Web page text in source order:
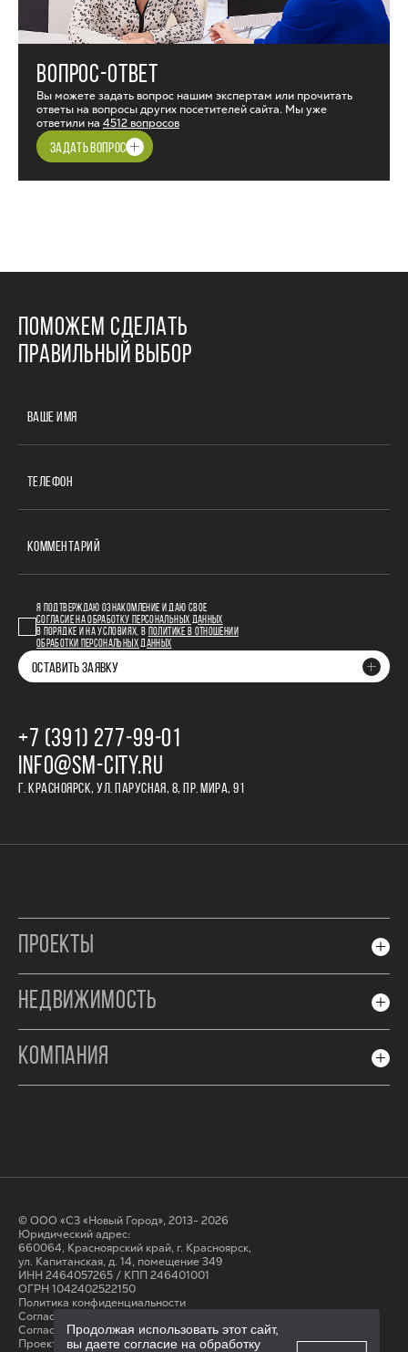
ВОПРОС-ОТВЕТ
Вы можете задать вопрос нашим экспертам или прочитать
ответы на вопросы других посетителей сайта. Мы уже
ответили на 4512 вопросов
ЗАДАТЬ ВОПРОС
ПОМОЖЕМ СДЕЛАТЬ
ПРАВИЛЬНЫЙ ВЫБОР
ВАШЕ ИМЯ
ТЕЛЕФОН
КОММЕНТАРИЙ
Я ПОДТВЕРЖДАЮ ОЗНАКОМЛЕНИЕ И ДАЮ СВОЕ
СОГЛАСИЕ НА ОБРАБОТКУ ПЕРСОНАЛЬНЫХ ДАННЫХ
В ПОРЯДКЕ И НА УСЛОВИЯХ, В
ПОЛИТИКЕ В ОТНОШЕНИИ
ОБРАБОТКИ ПЕРСОНАЛЬНЫХ ДАННЫХ
ОСТАВИТЬ ЗАЯВКУ
+7 (391) 277‒99‒01
INFO@SM-CITY.RU
Г. КРАСНОЯРСК, УЛ. ПАРУСНАЯ, 8, ПР. МИРА, 91
ПРОЕКТЫ
НЕДВИЖИМОСТЬ
КОМПАНИЯ
© ООО «СЗ «Новый Город», 2013- 2026
Юридический адрес:
660064, Красноярский край, г. Красноярск,
ул. Капитанская, д. 14, помещение 349
ИНН 2464057265 / КПП 246401001
ОГРН 1042402522150
Политика конфиденциальности
Согласие на обработку персональных данных
Cогласие на получение рассылки
Проектные декларации на сайте наш.дом.рф
Продолжая использовать этот сайт,
вы даете согласие на обработку